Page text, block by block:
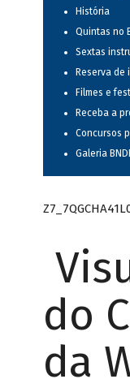
História
Quintas no
Sextas
Reserva de
Filmes e
Receba a
Concursos
Galeria
do
da